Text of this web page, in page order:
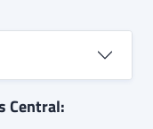
Central: